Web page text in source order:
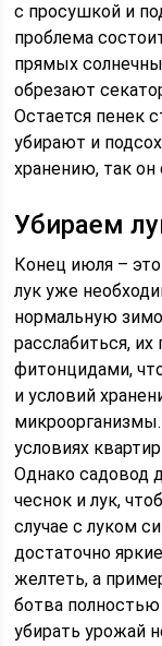
с просушкой и
проблема
прямых
обрезают
Остается пенек
убирают и
хранению, так
Убираем
Конец июля –
лук уже
нормальную
расслабиться,
фитонцидами,
и условий
условиях
Однако садовод
чеснок и лук,
случае с луком
достаточно
желтеть, а
ботва полностью
убирать урожай